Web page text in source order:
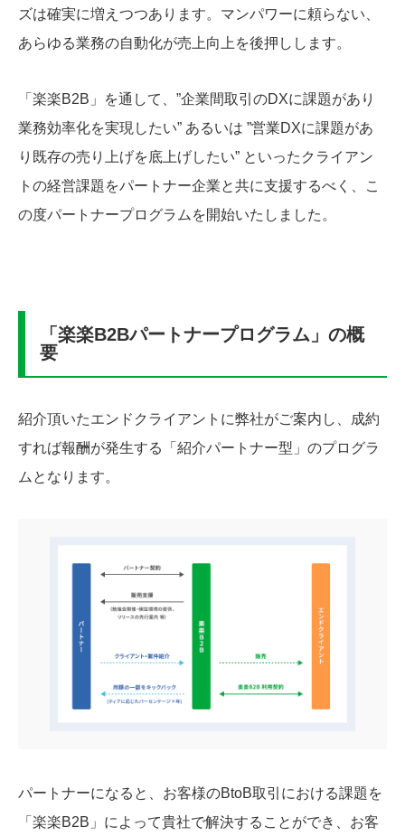
ズは確実に増えつつあります。マンパワーに頼らない、
あらゆる業務の自動化が売上向上を後押しします。
「楽楽B2B」を通して、”企業間取引のDXに課題があり
業務効率化を実現したい” あるいは ”営業DXに課題があ
り既存の売り上げを底上げしたい” といったクライアン
トの経営課題をパートナー企業と共に支援するべく、こ
の度パートナープログラムを開始いたしました。
「楽楽B2Bパートナープログラム」の概
要
紹介頂いたエンドクライアントに弊社がご案内し、成約
すれば報酬が発生する「紹介パートナー型」のプログラ
ムとなります。
パートナーになると、お客様のBtoB取引における課題を
「楽楽B2B」によって貴社で解決することができ、お客